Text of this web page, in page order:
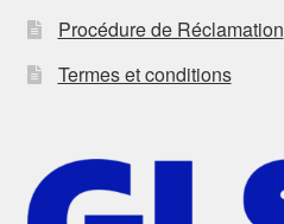
Procédure de Réclamation
Termes et conditions